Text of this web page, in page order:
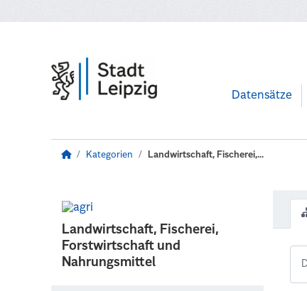
Datensätze
Kategorien Landwirtschaft, Fischerei,...
Landwirtschaft, Fischerei,
Forstwirtschaft und
Nahrungsmittel